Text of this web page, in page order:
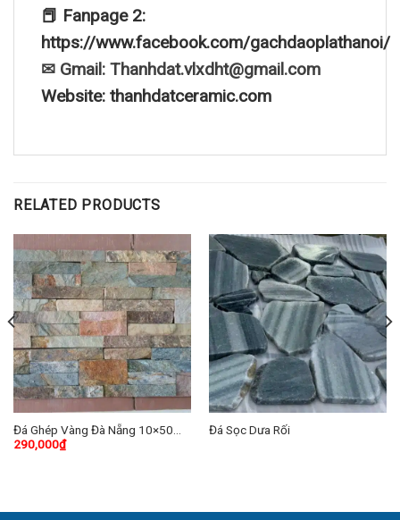
📕 Fanpage 2:
https://www.facebook.com/gachdaoplathanoi/
✉ Gmail: Thanhdat.vlxdht@gmail.com
Website: thanhdatceramic.com
RELATED PRODUCTS
Đá Ghép Vàng Đà Nẵng 10×50
cm
290,000₫
Đá Sọc Dưa Rối